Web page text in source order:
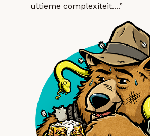
ultieme complexiteit....”